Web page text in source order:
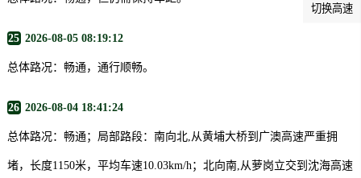
切换高速
25 2026-08-05 08:19:12
总体路况：畅通，通行顺畅。
26 2026-08-04 18:41:24
总体路况：畅通；局部路段：南向北,从黄埔大桥到广澳高速严重拥
堵，长度1150米，平均车速10.03km/h；北向南,从萝岗立交到沈海高速